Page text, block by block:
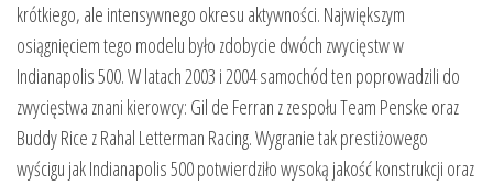
krótkiego, ale intensywnego okresu aktywności. Największym
osiągnięciem tego modelu było zdobycie dwóch zwycięstw w
Indianapolis 500. W latach 2003 i 2004 samochód ten poprowadzili do
zwycięstwa znani kierowcy: Gil de Ferran z zespołu Team Penske oraz
Buddy Rice z Rahal Letterman Racing. Wygranie tak prestiżowego
wyścigu jak Indianapolis 500 potwierdziło wysoką jakość konstrukcji oraz